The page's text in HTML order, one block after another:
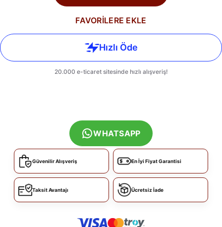
FAVORİLERE EKLE
WHATSAPP
Güvenilir Alışveriş En İyi Fiyat Garantisi
Taksit Avantajı Ücretsiz İade